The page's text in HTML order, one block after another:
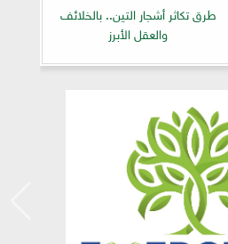
طرق تكاثر أشجار التين.. بالخلائف
والعقل الأبرز